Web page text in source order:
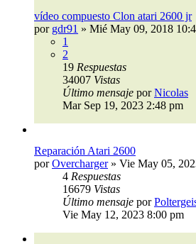
vídeo compuesto Clon atari 2600 jr
por gdr91 » Mié May 09, 2018
1
2
19 Respuestas
34007 Vistas
Último mensaje porNicolas
Mar Sep 19, 2023 2:48 pm
Reparación Atari 2600
porOvercharger» Vie May 05,
4 Respuestas
16679 Vistas
Último mensaje por
Vie May 12, 2023 8:00 pm